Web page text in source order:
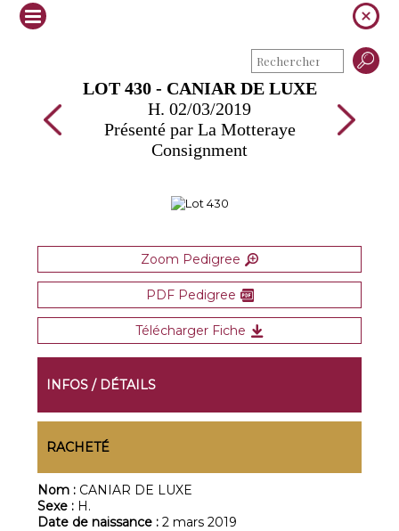
LOT 430 - CANIAR DE LUXE
H. 02/03/2019
Présenté par La Motteraye
Consignment
Zoom Pedigree
PDF Pedigree
Télécharger Fiche
INFOS / DÉTAILS
RACHETÉ
Nom : CANIAR DE LUXE
Sexe : H.
Date de naissance :2 mars 2019